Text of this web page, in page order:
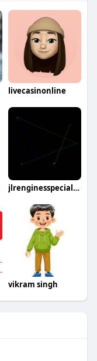
livecasinonline
jlrenginesspecialist
vikram singh